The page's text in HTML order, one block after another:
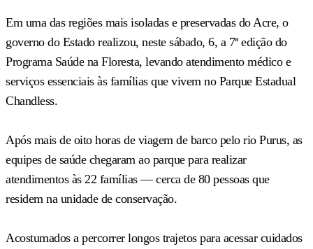
Em uma das regiões mais isoladas e preservadas do Acre, o
governo do Estado realizou, neste sábado, 6, a 7ª edição do
Programa Saúde na Floresta, levando atendimento médico e
serviços essenciais às famílias que vivem no Parque Estadual
Chandless.
Após mais de oito horas de viagem de barco pelo rio Purus, as
equipes de saúde chegaram ao parque para realizar
atendimentos às 22 famílias — cerca de 80 pessoas que
residem na unidade de conservação.
Acostumados a percorrer longos trajetos para acessar cuidados